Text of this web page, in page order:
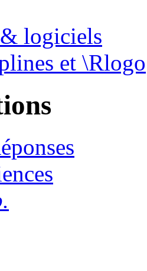
logiciels
et \Rlogo